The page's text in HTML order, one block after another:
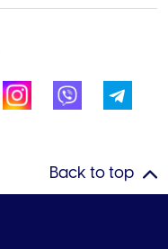
Back to top